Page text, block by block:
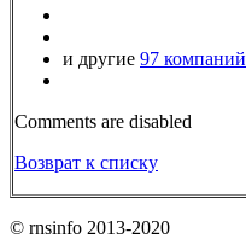
и другие 97 компаний
Comments are disabled
Возврат к списку
© rnsinfo 2013-2020